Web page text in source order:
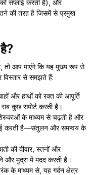
को सप्लाई करती है), और
की तरह है जिसमें से प्रमुख
तो आप पाएंगे कि यह मुख्य रूप से
विस्तार से समझते हैं:
और हाथों को रक्त की आपूर्ति
कुछ सपोर्ट करती है।
के माध्यम से चढ़ती है और
करती है—संतुलन और समन्वय के
की दीवार, स्तनों और
और मुद्रा में मदद करती है।
के माध्यम से, यह गर्दन क्षेत्र